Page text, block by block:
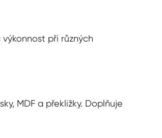
při různých
MDF a překližky. Doplňuje